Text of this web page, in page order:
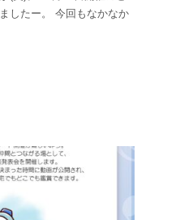
したー。 今回もなかなか